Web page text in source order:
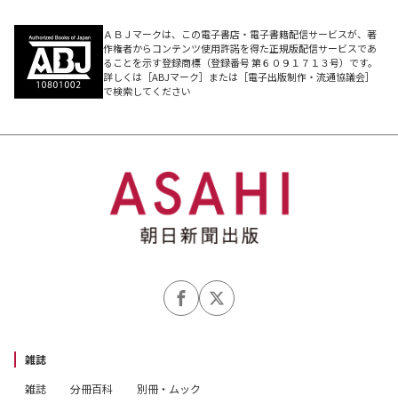
仕事運／金運＆買い物運／美容＆健康運／家庭＆親子運
◎2026年9月～2027年12月まで毎月、毎日のアドバイス
がぎっしり！「運気カレンダー」
◎接し方のコツがわかる！ 「2027年のあなた×全12タ
イプの相性」
はこんな年＆開運アクション」
◎いい運気をMAX活かす「運気のいい時期に心がけたい
【未来がまる見え】中身もデザインも、パワーアップして
登場！――年と月の運気グラフが見やすくなった「一目で
ＡＢＪマークは、この電子書店・電子書籍配信サービスが、著
作権者からコンテンツ使用許諾を得た正規版配信サービスであ
ることを示す登録商標（登録番号 第６０９１７１３号）です。
詳しくは［ABJマーク］または［電子出版制作・流通協議会］
で検索してください
雑誌
雑誌
分冊百科 別冊・ムック